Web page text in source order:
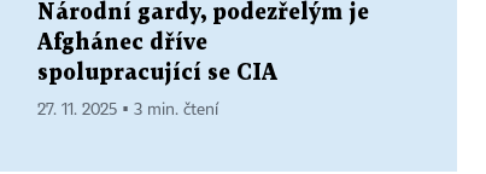
Národní gardy, podezřelým je
Afghánec dříve
spolupracující se CIA
27. 11. 2025 ▪ 3 min. čtení